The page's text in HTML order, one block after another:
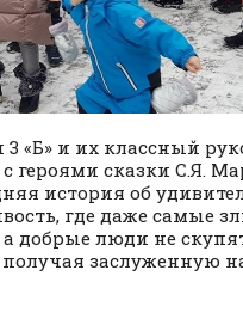
«Б» и их классный
героями сказки С.Я.
история об
где даже самые
добрые люди не
заслуженную